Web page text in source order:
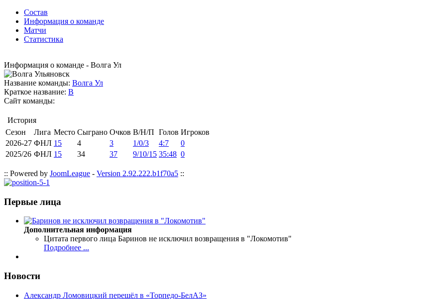
Состав
Информация о команде
Матчи
Статистика
Информация о команде - Волга Ул
Название команды: Волга Ул
Краткое название: В
Сайт команды:
История
Сезон
Лига Место Сыграно Очков В/Н/П Голов Игроков
2026-27 ФНЛ 15 4 3 1/0/3 4:7
0
2025/26 ФНЛ 15 34 37 9/10/15 35:48 0
:: Powered by JoomLeague - Version 2.92.222.b1f70a5 ::
Первые лица
Дополнительная информация
Цитата первого лица Баринов не исключил возвращения в "Локомотив"
Подробнее ...
Новости
Александр Ломовицкий перешёл в «Торпедо-БелАЗ»